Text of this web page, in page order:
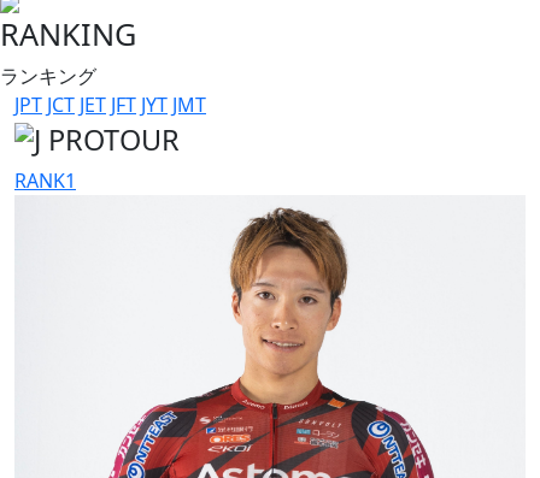
RANKING
ランキング
JPT JCT JET JFT JYT JMT
RANK1